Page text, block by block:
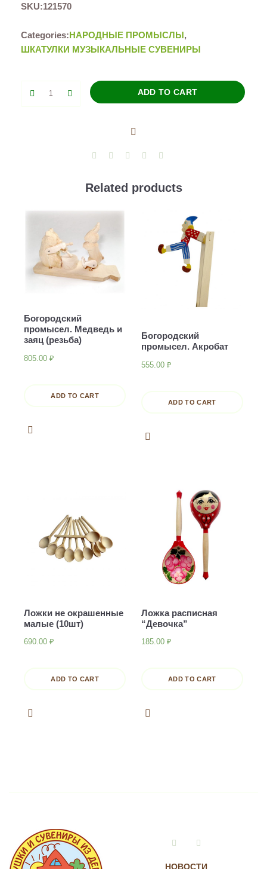
SKU:121570
Categories:НАРОДНЫЕ ПРОМЫСЛЫ,
ШКАТУЛКИ МУЗЫКАЛЬНЫЕ СУВЕНИРЫ
ADD TO CART
Related products
Богородский
промысел. Медведь и
заяц (резьба)
805.00 ₽
ADD TO CART
Богородский
промысел. Акробат
555.00 ₽
ADD TO CART
Ложки не окрашенные
малые (10шт)
690.00 ₽
ADD TO CART
Ложка расписная
“Девочка”
185.00 ₽
ADD TO CART
НОВОСТИ
VkontakteInstagram